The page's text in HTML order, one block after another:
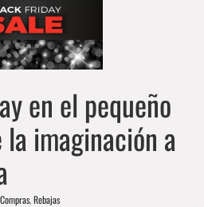
en el pequeño
imaginación a
Compras,Rebajas